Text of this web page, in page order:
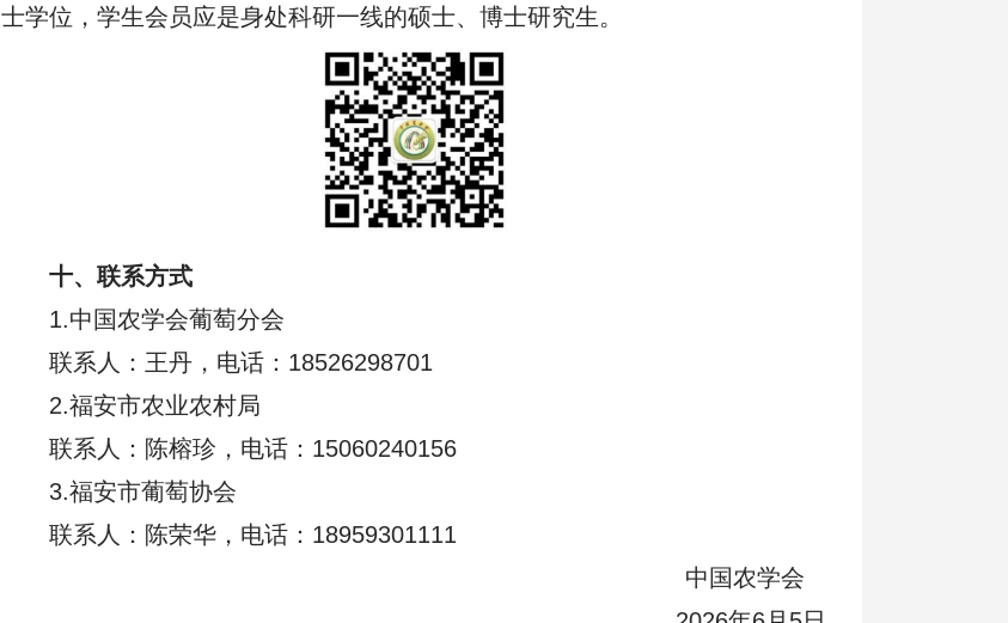
士学位，学生会员应是身处科研一线的硕士、博士研究生。
十、联系方式
1.中国农学会葡萄分会
联系人：王丹，电话：18526298701
2.福安市农业农村局
联系人：陈榕珍，电话：15060240156
3.福安市葡萄协会
联系人：陈荣华，电话：18959301111
中国农学会